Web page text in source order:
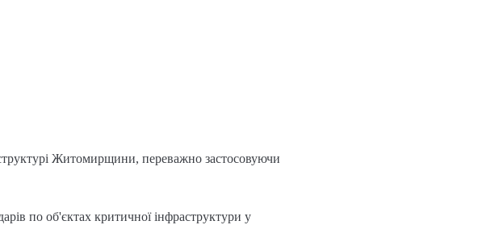
Житомирщини, переважно застосовуючи
по об'єктах критичної інфраструктури у